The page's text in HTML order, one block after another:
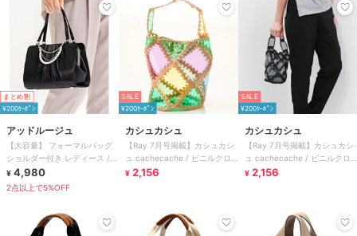
まとめ割
¥200ｸｰﾎﾟﾝ
アッドルージュ
【大容量】 フォーマルバッグ
ショルダー付き レディース /
結婚式 冠婚葬祭
¥ 4,980
2点以上で5%OFF
SALE
¥200ｸｰﾎﾟﾝ
カシュカシュ
【Ray 7月号掲載】カシュカシ
ュ cachecache / ビニルクロ
ッシェバケツバッグ
¥ 2,156
SALE
¥200ｸｰﾎﾟﾝ
カシュカシュ
【Ray 7月号掲載】カシュカシ
ュ cachecache / ビニルクロ
ッシェバケツバッグ
¥ 2,156